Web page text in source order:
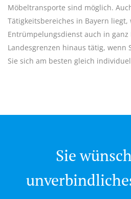
Möbeltransporte sind möglich.
Tätigkeitsbereiches in Bayern
Entrümpelungsdienst auch in
Landesgrenzen hinaus tätig, wenn
Sie sich am besten gleich
Sie